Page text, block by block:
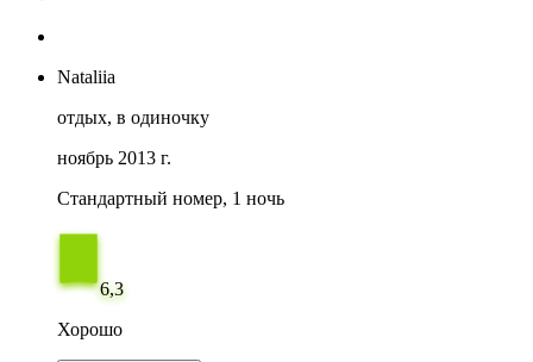
Nataliia
отдых, в одиночку
ноябрь 2013 г.
Стандартный номер, 1 ночь
6,3
Хорошо